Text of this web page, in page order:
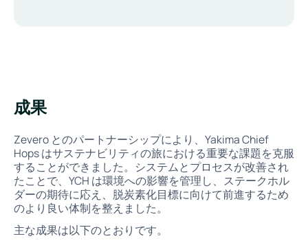
成果
Zevero とのパートナーシップにより、Yakima Chief
Hops はサステナビリティの旅における重要な課題を克服
することができました。システムとプロセスが改善され
たことで、YCH は環境への影響を管理し、ステークホル
ダーの期待に応え、脱炭素化目標に向けて前進するため
のより良い体制を整えました。
主な成果は以下のとおりです。